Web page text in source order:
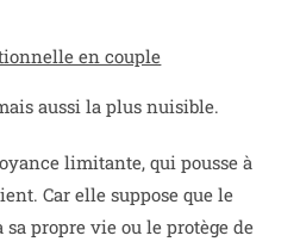
en couple
aussi la plus nuisible.
limitante, qui pousse à
Car elle suppose que le
propre vie ou le protège de